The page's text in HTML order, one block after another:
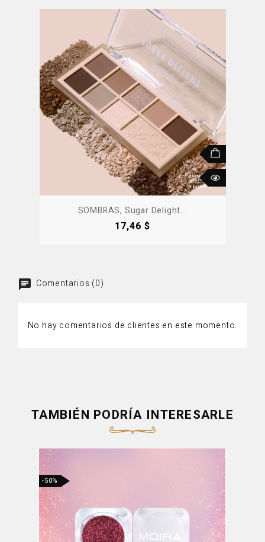
SOMBRAS, Sugar Delight...
Precio
17,46 $
Comentarios (0)
No hay comentarios de clientes en este momento.
TAMBIÉN PODRÍA INTERESARLE
-50%